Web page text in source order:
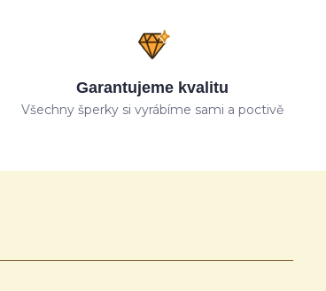
Garantujeme kvalitu
Všechny šperky si vyrábíme sami a poctivě